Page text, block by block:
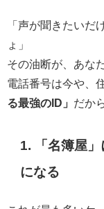
「声が聞きたいだ
ょ」
その油断が、あな
電話番号は今や、
る最強のID」 だか
1. 「名簿屋
になる